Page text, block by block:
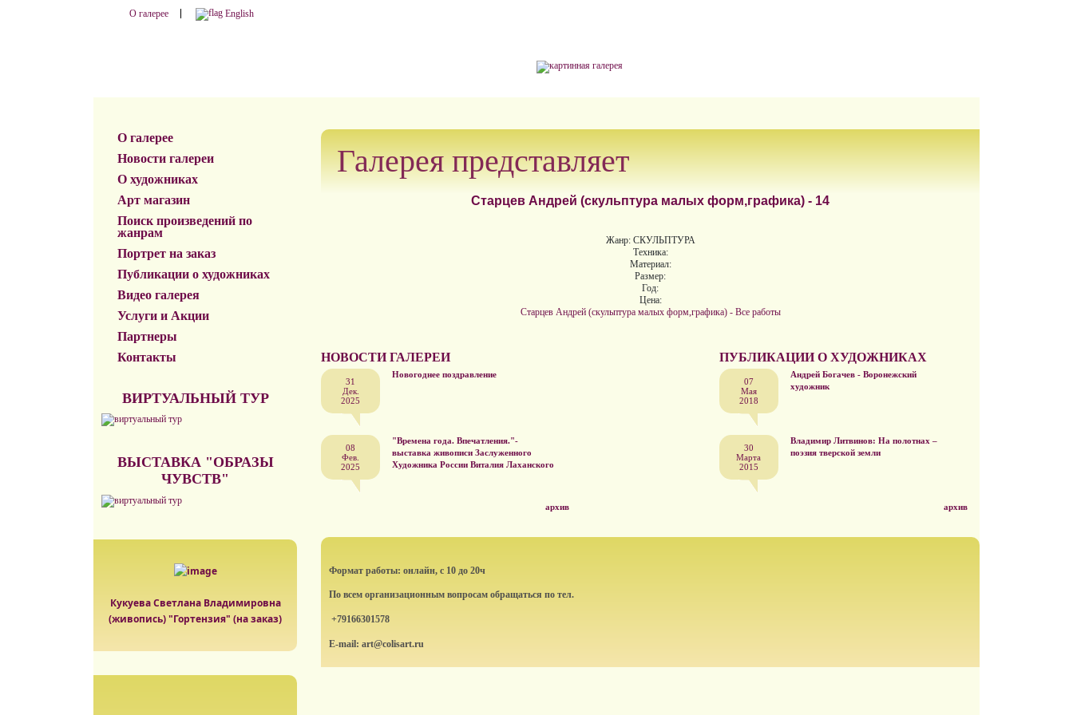
О галерее English
О галерее
Новости галереи
О художниках
Арт магазин
Поиск произведений по
жанрам
Портрет на заказ
Публикации о художниках
Видео галерея
Услуги и Акции
Партнеры
Контакты
ВИРТУАЛЬНЫЙ ТУР
ВЫСТАВКА "ОБРАЗЫ
ЧУВСТВ"
Кукуева Светлана Владимировна
(живопись) "Гортензия" (на заказ)
Галерея представляет
Старцев Андрей (скульптура малых форм,графика) - 14
Жанр: СКУЛЬПТУРА
Техника:
Материал:
Размер:
Год:
Цена:
Старцев Андрей (скульптура малых форм,графика) - Все работы
НОВОСТИ ГАЛЕРЕИ
31
Дек.
2025
Новогоднее поздравление
08
Фев.
2025
"Времена года. Впечатления."-
выставка живописи Заслуженного
Художника России Виталия Лаханского
архив
ПУБЛИКАЦИИ О ХУДОЖНИКАХ
07
Мая
2018
Андрей Богачев - Воронежский
художник
30
Марта
2015
Владимир Литвинов: На полотнах –
поэзия тверской земли
архив
Формат работы: онлайн, с 10 до 20ч
По всем организационным вопросам обращаться по тел.
+79166301578
E-mail: art@colisart.ru